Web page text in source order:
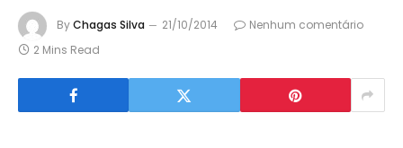
ByChagas Silva 21/10/2014
Nenhum comentário
2 Mins Read